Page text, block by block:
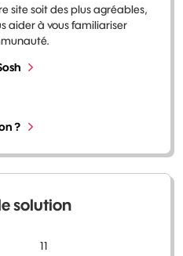
site soit des plus agréables,
aider à vous familiariser
?
solution
11